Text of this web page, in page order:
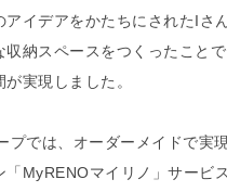
アイデアをかたちにされたIさ
収納スペースをつくったこと
が実現しました。
プでは、オーダーメイドで実
「MyRENOマイリノ」サービ